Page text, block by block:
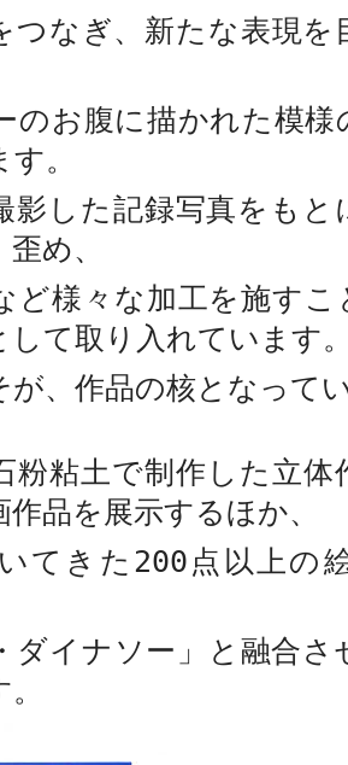
つなぎ、新たな表現
のお腹に描かれた模
。
影した記録写真をも
め、
ど様々な加工を施す
して取り入れています
が、作品の核となって
粉粘土で制作した立
品を展示するほか、
てきた 200 点以上の
ダイナソー」と融合